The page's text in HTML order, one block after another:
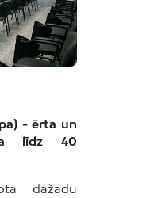
- ērta un
līdz 40
dažādu